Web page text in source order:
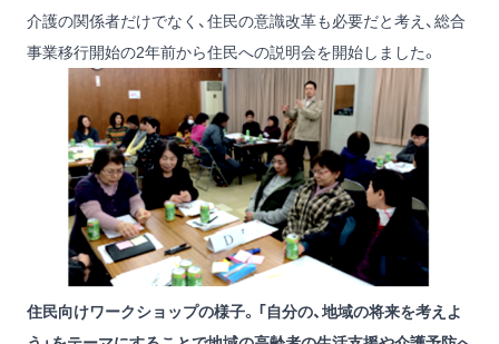
介護の関係者だけでなく、住民の意識改革も必要だと考え、総合
事業移行開始の2年前から住民への説明会を開始しました。
住民向けワークショップの様子。「自分の、地域の将来を考えよ